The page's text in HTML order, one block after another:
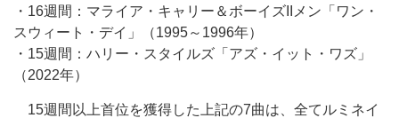
・16週間：マライア・キャリー＆ボーイズIIメン「ワン・
スウィート・デイ」（1995～1996年）
・15週間：ハリー・スタイルズ「アズ・イット・ワズ」
（2022年）
15週間以上首位を獲得した上記の7曲は、全てルミネイ